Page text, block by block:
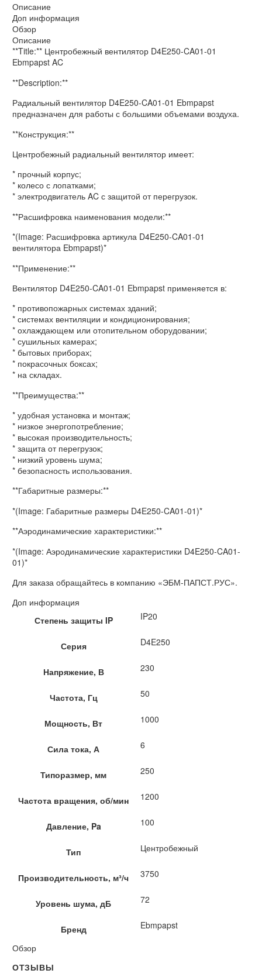
Описание
Доп информация
Обзор
Описание
**Title:** Центробежный вентилятор D4E250-CA01-01
Ebmpapst AC
**Description:**
Радиальный вентилятор D4E250-CA01-01 Ebmpapst
предназначен для работы с большими объемами воздуха.
**Конструкция:**
Центробежный радиальный вентилятор имеет:
* прочный корпус;
* колесо с лопатками;
* электродвигатель AC с защитой от перегрузок.
**Расшифровка наименования модели:**
*(Image: Расшифровка артикула D4E250-CA01-01
вентилятора Ebmpapst)*
**Применение:**
Вентилятор D4E250-CA01-01 Ebmpapst применяется в:
* противопожарных системах зданий;
* системах вентиляции и кондиционирования;
* охлаждающем или отопительном оборудовании;
* сушильных камерах;
* бытовых приборах;
* покрасочных боксах;
* на складах.
**Преимущества:**
* удобная установка и монтаж;
* низкое энергопотребление;
* высокая производительность;
* защита от перегрузок;
* низкий уровень шума;
* безопасность использования.
**Габаритные размеры:**
*(Image: Габаритные размеры D4E250-CA01-01)*
**Аэродинамические характеристики:**
*(Image: Аэродинамические характеристики D4E250-CA01-
01)*
Для заказа обращайтесь в компанию «ЭБМ-ПАПСТ.РУС».
Доп информация
Степень защиты IP
IP20
Серия D4E250
Напряжение, В 230
Частота, Гц 50
Мощность, Вт 1000
Сила тока, А 6
Типоразмер, мм 250
Частота вращения, об/мин 1200
Давление, Pa 100
Тип Центробежный
Производительность, м³/ч 3750
Уровень шума, дБ 72
Бренд
Ebmpapst
Обзор
ОТЗЫВЫ